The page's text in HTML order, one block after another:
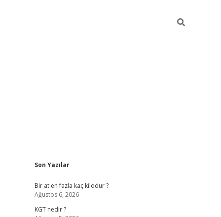
Sidebar
Son Yazılar
Bir at en fazla kaç kilodur ?
Ağustos 6, 2026
KGT nedir ?